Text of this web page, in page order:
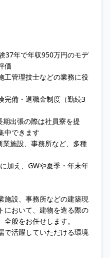
37年で年収950万円のモデ
価
管理技士などの業務に役
備・退職金制度（勤続3
出張の際は社員寮を提
中できます
施設、事務所など、多種
加え、GWや夏季・年末年
施設、事務所などの建築現
において、建物を造る際の
般をお任せします。
で活躍していただける環境